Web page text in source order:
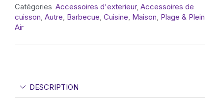
Catégories Accessoires d'exterieur, Accessoires de
cuisson, Autre, Barbecue, Cuisine, Maison, Plage & Plein
Air
DESCRIPTION